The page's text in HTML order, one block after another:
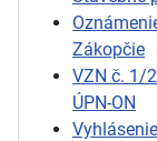
Zákopčie
VZN č. 1/
ÚPN-ON